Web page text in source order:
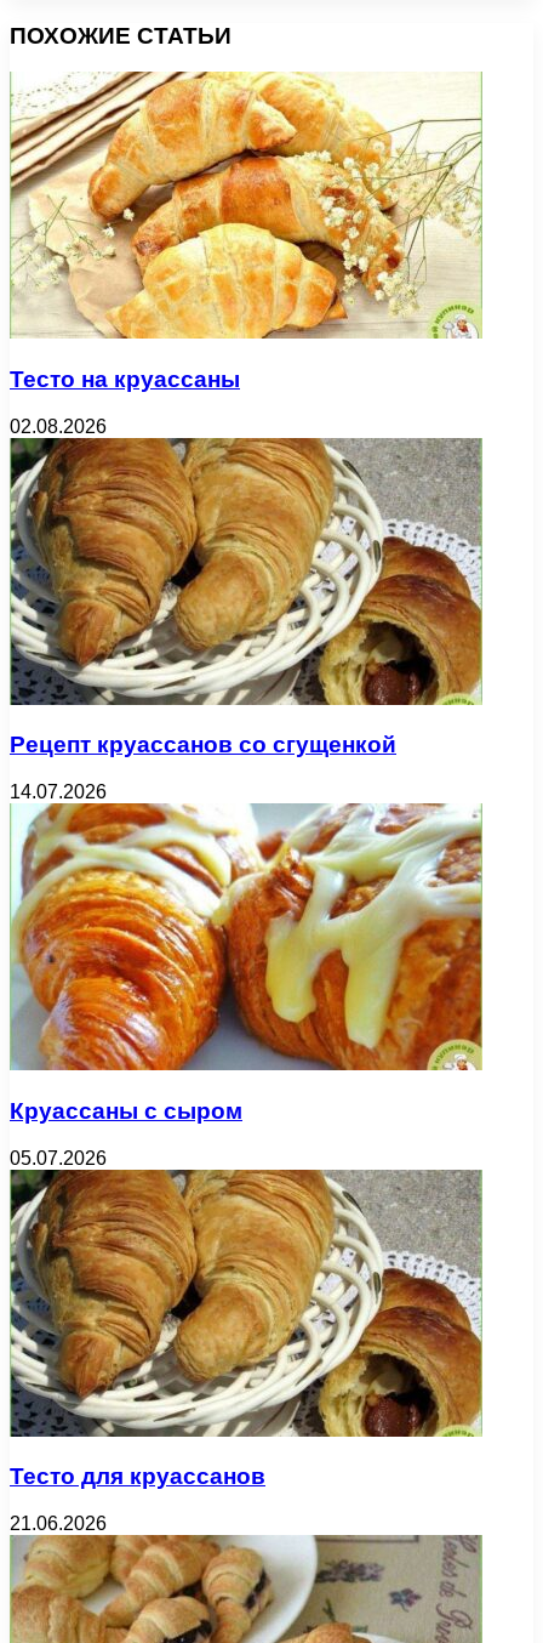
ПОХОЖИЕ СТАТЬИ
Тесто на круассаны
02.08.2026
Рецепт круассанов со сгущенкой
14.07.2026
Круассаны с сыром
05.07.2026
Тесто для круассанов
21.06.2026